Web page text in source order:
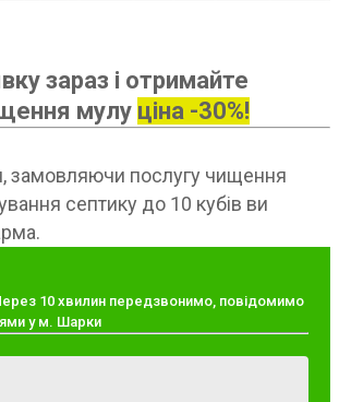
зараз і отримайте
мулу ціна -30%!
замовляючи послугу чищення
септику до 10 кубів ви
10 хвилин передзвонимо, повідомимо
ями у м. Шарки